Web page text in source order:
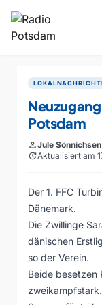
Potsdam
personJule Sönnichsen
updateAktualisiert am
Der 1. FFC
Dänemark.
Die Zwillinge
dänischen
so der Verein.
Beide besetzen
zweikampfstark.